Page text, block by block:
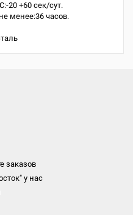
20 +60 сек/сут.
менее:36 часов.
заказов
у нас